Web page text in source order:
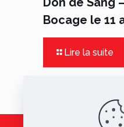
Bocage le 11
Lire la suite